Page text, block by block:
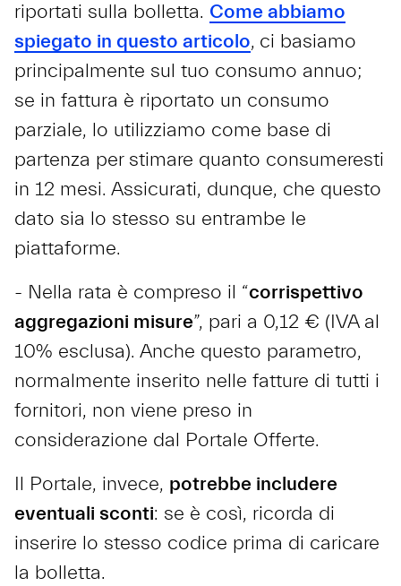
riportati sulla bolletta. Come abbiamo
spiegato in questo articolo, ci basiamo
principalmente sul tuo consumo annuo;
se in fattura è riportato un consumo
parziale, lo utilizziamo come base di
partenza per stimare quanto consumeresti
in 12 mesi. Assicurati, dunque, che questo
dato sia lo stesso su entrambe le
piattaforme.
- Nella rata è compreso il “corrispettivo
aggregazioni misure”, pari a 0,12 € (IVA al
10% esclusa). Anche questo parametro,
normalmente inserito nelle fatture di tutti i
fornitori, non viene preso in
considerazione dal Portale Offerte.
Il Portale, invece, potrebbe includere
eventuali sconti: se è così, ricorda di
inserire lo stesso codice prima di caricare
la bolletta.